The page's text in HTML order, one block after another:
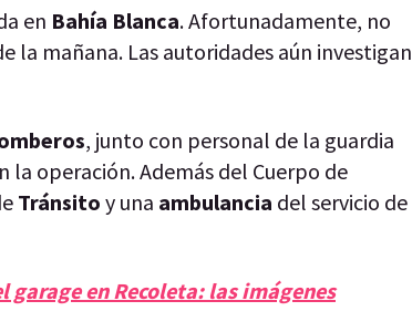
en Bahía Blanca. Afortunadamente, no
la mañana. Las autoridades aún investigan
, junto con personal de la guardia
la operación. Además del Cuerpo de
Tránsito y una ambulancia del servicio de
garage en Recoleta: las imágenes